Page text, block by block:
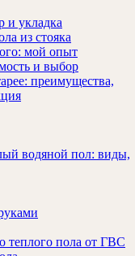
и укладка
из стояка
мой опыт
и выбор
преимущества,
водяной пол: виды,
теплого пола от ГВС